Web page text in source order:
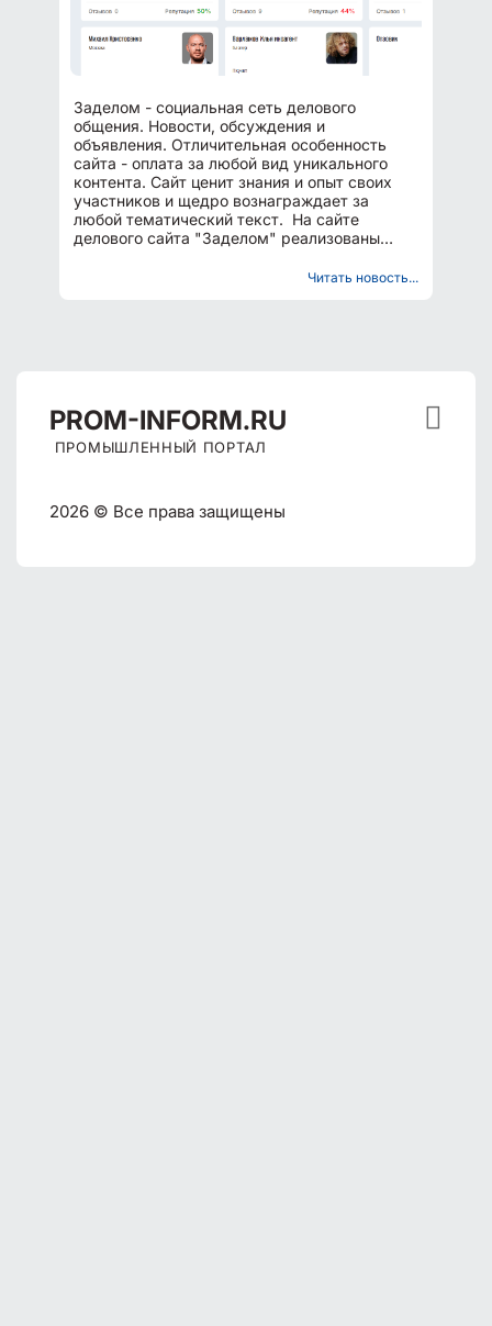
Заделом - социальная сеть делового
общения. Новости, обсуждения и
объявления. Отличительная особенность
сайта - оплата за любой вид уникального
контента. Сайт ценит знания и опыт своих
участников и щедро вознаграждает за
любой тематический текст. На сайте
делового сайта "Заделом" реализованы
Читать новость...
PROM-INFORM.RU
ПРОМЫШЛЕННЫЙ ПОРТАЛ
2026 © Все права защищены
